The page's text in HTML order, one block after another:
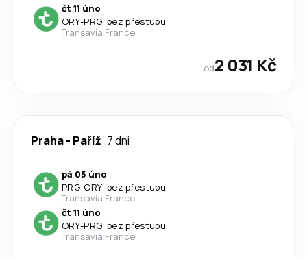
čt 11 úno
ORY-PRG· bez přestupu
Transavia France
od2 031 Kč
Praha- Paříž 7 dni
pá 05 úno
PRG-ORY· bez přestupu
Transavia France
čt 11 úno
ORY-PRG· bez přestupu
Transavia France